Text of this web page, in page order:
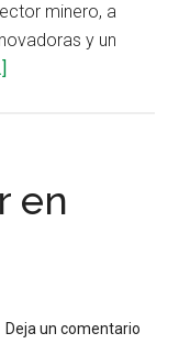
minero, a
y un
excelencia
programa
en
Deja un comentario